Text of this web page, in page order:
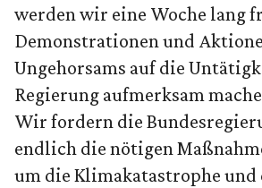
werden wir eine Woche lang
Demonstrationen und
Ungehorsams auf die
Regierung aufmerksam
Wir fordern die
endlich die nötigen
um die Klimakatastrophe und